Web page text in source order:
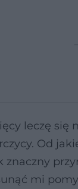
leczę się
Od
znaczny
mi